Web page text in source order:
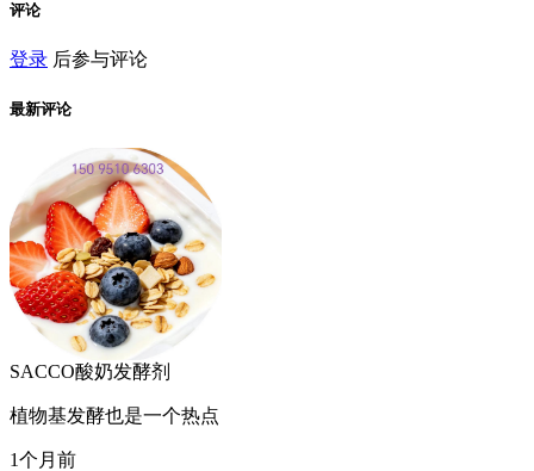
评论
登录 后参与评论
最新评论
SACCO酸奶发酵剂
植物基发酵也是一个热点
1个月前